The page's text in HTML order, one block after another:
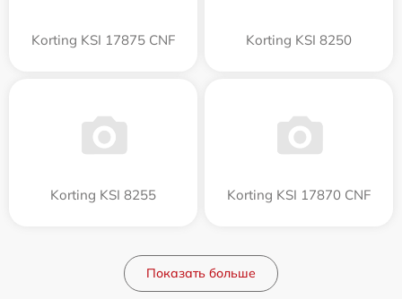
Korting KSI 17875 CNF Korting KSI 8250
Korting KSI 8255 Korting KSI 17870 CNF
Показать больше